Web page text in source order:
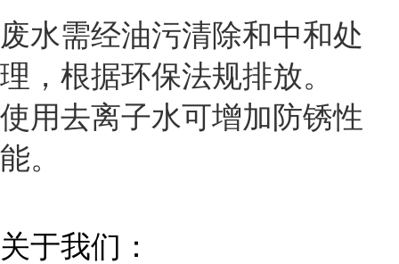
废水需经油污清除和中和处
理，根据环保法规排放。
使用去离子水可增加防锈性
能。
关于我们：